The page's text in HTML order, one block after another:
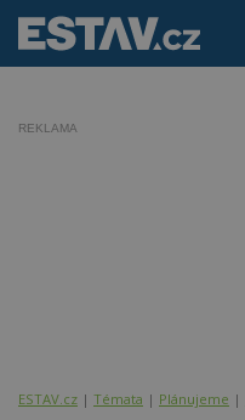
REKLAMA
ESTAV.cz Témata Plánujeme